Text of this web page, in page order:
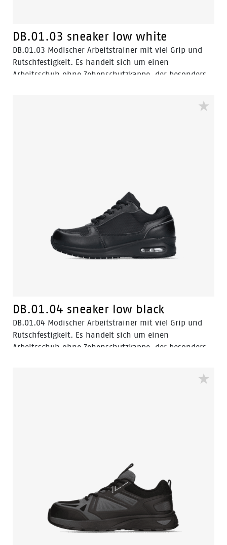
DB.01.03 sneaker low white
DB.01.03 Modischer Arbeitstrainer mit viel Grip und
Rutschfestigkeit. Es handelt sich um einen
Arbeitsschuh ohne Zehenschutzkappe, der besonders
und im Reinigungs- und Friseurgewerbe geeignet ist.
DB.01.04 sneaker low black
DB.01.04 Modischer Arbeitstrainer mit viel Grip und
Rutschfestigkeit. Es handelt sich um einen
Arbeitsschuh ohne Zehenschutzkappe, der besonders
und im Reinigungs- und Friseurgewerbe geeignet ist.